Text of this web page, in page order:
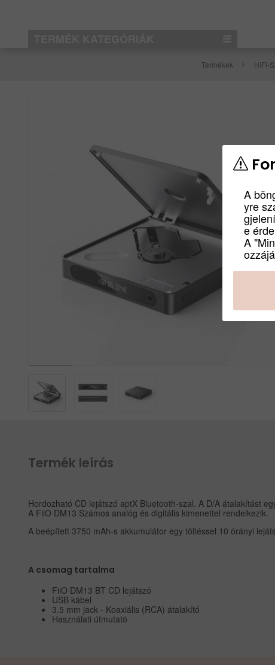
Termékek HIFI-
Termék leírás
Hordozható CD lejátszó aptX Bluetooth-szal. A D/A átalakítást
A FiiO DM13 Számos analóg és digitális kimenettel rendelkezik.
A beépített 3750 mAh-s akkumulátor egy töltéssel 10 órányi
A csomag tartalma
FiiO DM13 BT CD lejátszó
USB kábel
3.5 mm jack - Koaxiális (RCA) átalakító
Használati útmutató
A
yre
e
A